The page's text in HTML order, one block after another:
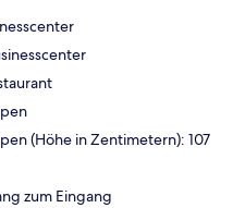
(Höhe in Zentimetern): 107
zum Eingang